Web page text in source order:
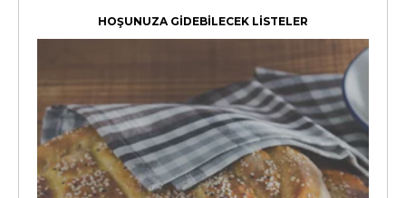
HOŞUNUZA GİDEBİLECEK LİSTELER